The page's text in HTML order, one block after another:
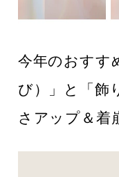
今年のおすす
び）」と「飾
さアップ＆